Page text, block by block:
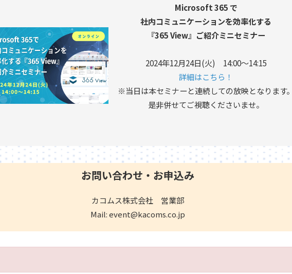
Microsoft 365 で
社内コミュニケーションを効率化する
『365 View』ご紹介ミニセミナー
2024年12月24日(火) 14:00～14:15
詳細はこちら！
※当日は本セミナーと連続しての放映となります。
是非併せてご視聴くださいませ。
お問い合わせ・お申込み
カコムス株式会社 営業部
Mail: event@kacoms.co.jp